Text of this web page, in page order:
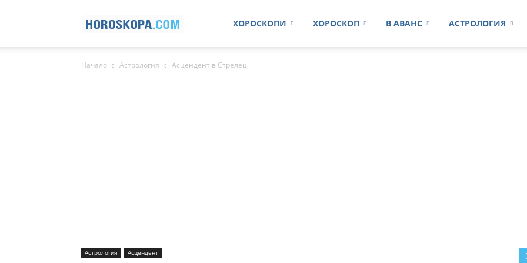
ХОРОСКОПИ ХОРОСКОП В АВАНС АСТРОЛОГИЯ
Начало Астрология Асцендент в Стрелец
Астрология Асцендент